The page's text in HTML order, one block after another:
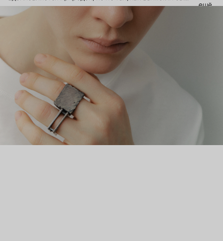
подумать. Эти украшения скорее напоминают о крутых
скалах или суровых пустынных рельефах. Они будто
становятся талисманами, которые меняют самоощущение
владельца, одним своим видом добавляют силы и
уверенности. И неудивительно: чтобы носить квадратные
кольца в повседневных образах, уверенности должно быть
предостаточно.
ещё